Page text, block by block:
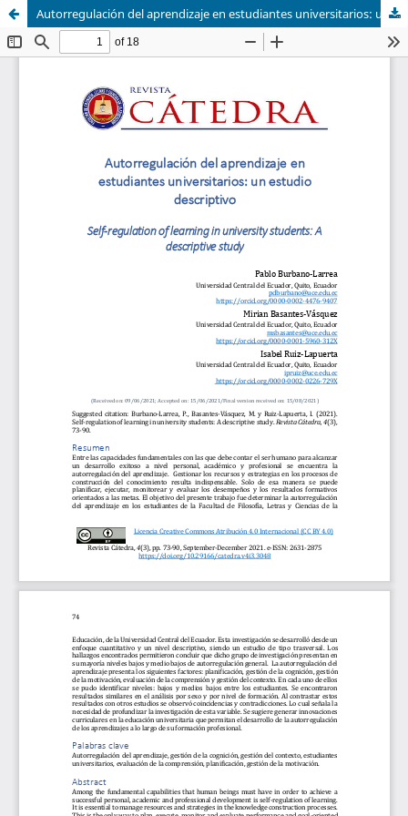
Autorregulación del aprendizaje en estudiantes universitarios: un estudio descriptivo